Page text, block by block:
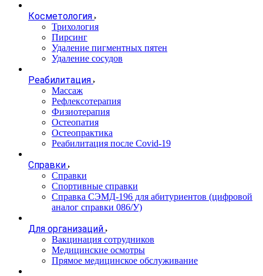
Косметология
Трихология
Пирсинг
Удаление пигментных пятен
Удаление сосудов
Реабилитация
Массаж
Рефлексотерапия
Физиотерапия
Остеопатия
Остеопрактика
Реабилитация после Covid-19
Справки
Справки
Спортивные справки
Справка СЭМД‑196 для абитуриентов (цифровой
аналог справки 086/У)
Для организаций
Вакцинация сотрудников
Медицинские осмотры
Прямое медицинское обслуживание